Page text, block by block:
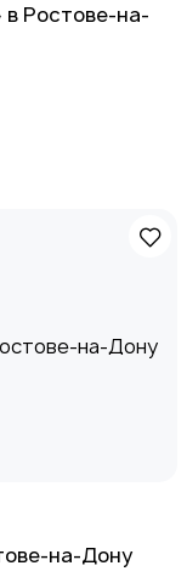
в Ростове-на-
на-Дону